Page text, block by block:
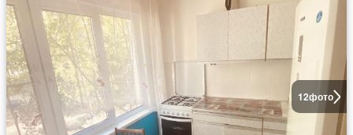
12фото